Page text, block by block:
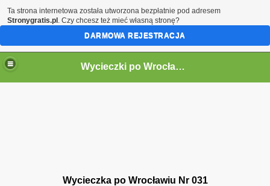
Wycieczki po Wrocławiu
Wycieczka po Wrocławiu Nr 031
Ta strona internetowa została utworzona bezpłatnie pod adresem
Stronygratis.pl . Czy chcesz też mieć własną stronę?
DARMOWA REJESTRACJA